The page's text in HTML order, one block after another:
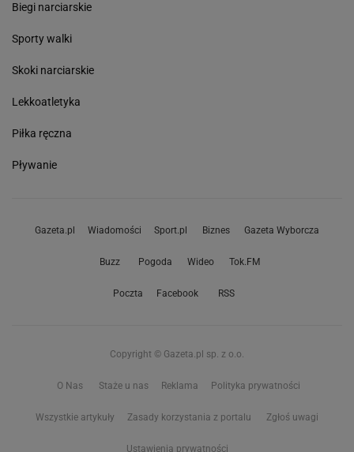
Biegi narciarskie
Sporty walki
Skoki narciarskie
Lekkoatletyka
Piłka ręczna
Pływanie
Gazeta.pl Wiadomości Sport.pl Biznes Gazeta Wyborcza
Buzz Pogoda Wideo Tok.FM
Poczta Facebook RSS
Copyright © Gazeta.pl sp. z o.o.
O Nas Staże u nas Reklama Polityka prywatności
Wszystkie artykuły Zasady korzystania z portalu Zgłoś uwagi
Ustawienia prywatności